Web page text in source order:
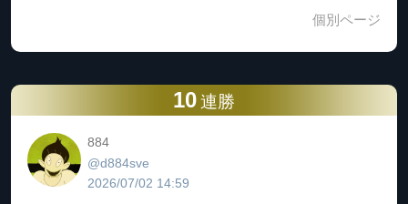
個別ページ
10 連勝
884
@d884sve
2026/07/02 14:59